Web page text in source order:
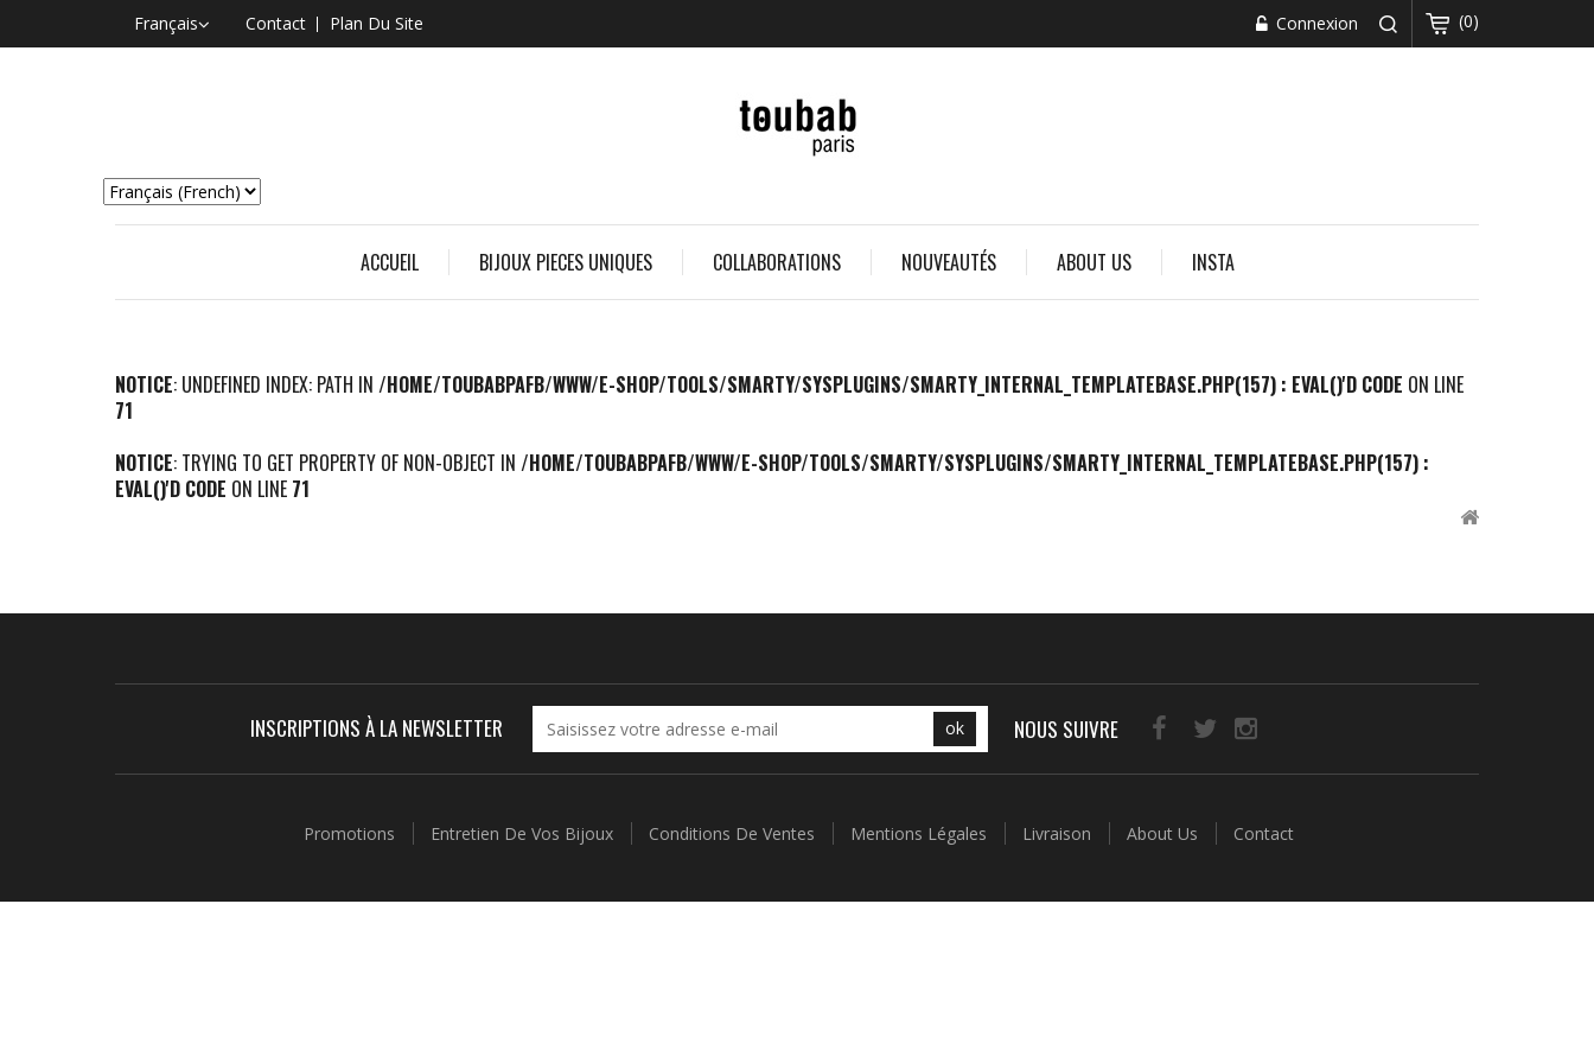
Français Contact Plan Du Site (0)
Connexion
ACCUEIL BIJOUX PIECES UNIQUES COLLABORATIONS NOUVEAUTÉS ABOUT US INSTA
NOTICE: UNDEFINED INDEX: PATH IN /HOME/TOUBABPAFB/WWW/E-SHOP/TOOLS/SMARTY/SYSPLUGINS/SMARTY_INTERNAL_TEMPLATEBASE.PHP(157) : EVAL()'D CODE ON LINE
71
NOTICE: TRYING TO GET PROPERTY OF NON-OBJECT IN /HOME/TOUBABPAFB/WWW/E-SHOP/TOOLS/SMARTY/SYSPLUGINS/SMARTY_INTERNAL_TEMPLATEBASE.PHP(157) :
EVAL()'D CODE ON LINE 71
INSCRIPTIONS À LA NEWSLETTER ok NOUS SUIVRE
Promotions Entretien De Vos Bijoux Conditions De Ventes Mentions Légales Livraison About Us Contact